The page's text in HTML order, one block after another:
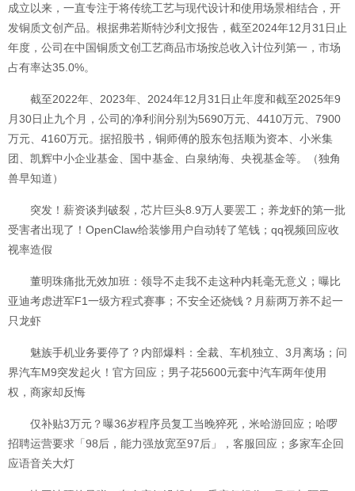
成立以来，一直专注于将传统工艺与现代设计和使用场景相结合，开
发铜质文创产品。根据弗若斯特沙利文报告，截至2024年12月31日止
年度，公司在中国铜质文创工艺商品市场按总收入计位列第一，市场
占有率达35.0%。
截至2022年、2023年、2024年12月31日止年度和截至2025年9
月30日止九个月，公司的净利润分别为5690万元、4410万元、7900
万元、4160万元。据招股书，铜师傅的股东包括顺为资本、小米集
团、凯辉中小企业基金、国中基金、白泉纳海、央视基金等。（独角
兽早知道）
突发！薪资谈判破裂，芯片巨头8.9万人要罢工；养龙虾的第一批
受害者出现了！OpenClaw给装惨用户自动转了笔钱；qq视频回应收
视率造假
董明珠痛批无效加班：领导不走我不走这种内耗毫无意义；曝比
亚迪考虑进军F1一级方程式赛事；不安全还烧钱？月薪两万养不起一
只龙虾
魅族手机业务要停了？内部爆料：全裁、车机独立、3月离场；问
界汽车M9突发起火！官方回应；男子花5600元套中汽车两年使用
权，商家却反悔
仅补贴3万元？曝36岁程序员复工当晚猝死，米哈游回应；哈啰
招聘运营要求「98后，能力强放宽至97后」，客服回应；多家车企回
应语音关大灯